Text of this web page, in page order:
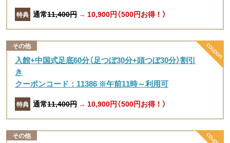
特典 通常11,400円 → 10,900円（500円お得！）
その他
入館+中国式足底60分（足つぼ30分+頭つぼ30分）割引
き
クーポンコード：11386 ※午前11時～利用可
特典 通常11,400円 → 10,900円（500円お得！）
その他